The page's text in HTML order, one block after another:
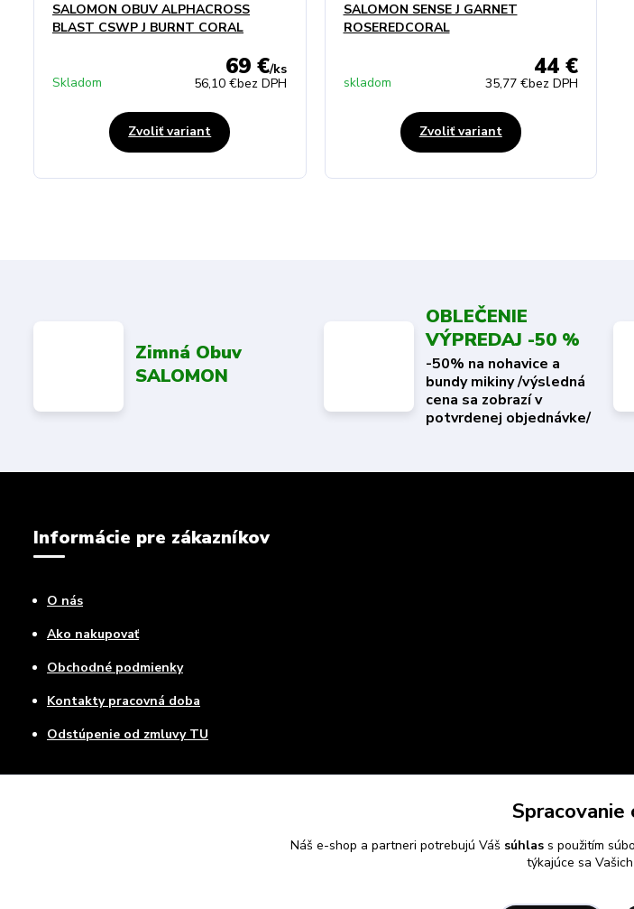
SALOMON OBUV ALPHACROSS
BLAST CSWP J BURNT CORAL
69 €/ks
56,10 €bez DPH
Skladom
Zvoliť variant
SALOMON SENSE J GARNET
ROSEREDCORAL
44 €
35,77 €bez DPH
skladom
Zvoliť variant
Zimná Obuv
SALOMON
OBLEČENIE
VÝPREDAJ -50 %
-50% na nohavice a
bundy mikiny /výsledná
cena sa zobrazí v
potvrdenej objednávke/
Informácie pre zákazníkov
O nás
Ako nakupovať
Obchodné podmienky
Kontakty pracovná doba
Odstúpenie od zmluvy TU
Spracovanie
Náš e-shop a partneri potrebujú Váš súhlas s použitím
týkajúce sa